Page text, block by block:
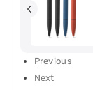
Previous
Next